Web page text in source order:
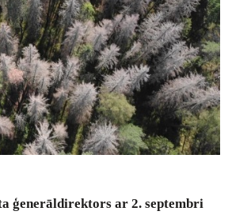
ģenerāldirektors ar 2. septembri